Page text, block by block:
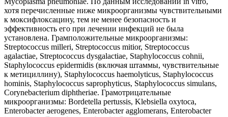
хотя перечисленные ниже микроорганизмы чувствительными
к моксифлоксацину, тем не менее безопасность и
эффективность его при лечении инфекций не была
установлена. Грамположительные микроорганизмы:
Streptococcus milleri, Streptococcus mitior, Streptococcus
agalactiae, Streptococcus dysgalactiae, Staphylococcus cohnii,
Staphylococcus epidermidis (включая штаммы, чувствительные
к метициллину), Staphylococcus haemolyticus, Staphylococcus
hominis, Staphylococcus saprophyticus, Staphylococcus simulans,
Corynebacterium diphtheriae. Грамотрицательные
микроорганизмы: Bordetella pertussis, Klebsiella oxytoca,
Enterobacter aerogenes, Enterobacter agglomerans, Enterobacter